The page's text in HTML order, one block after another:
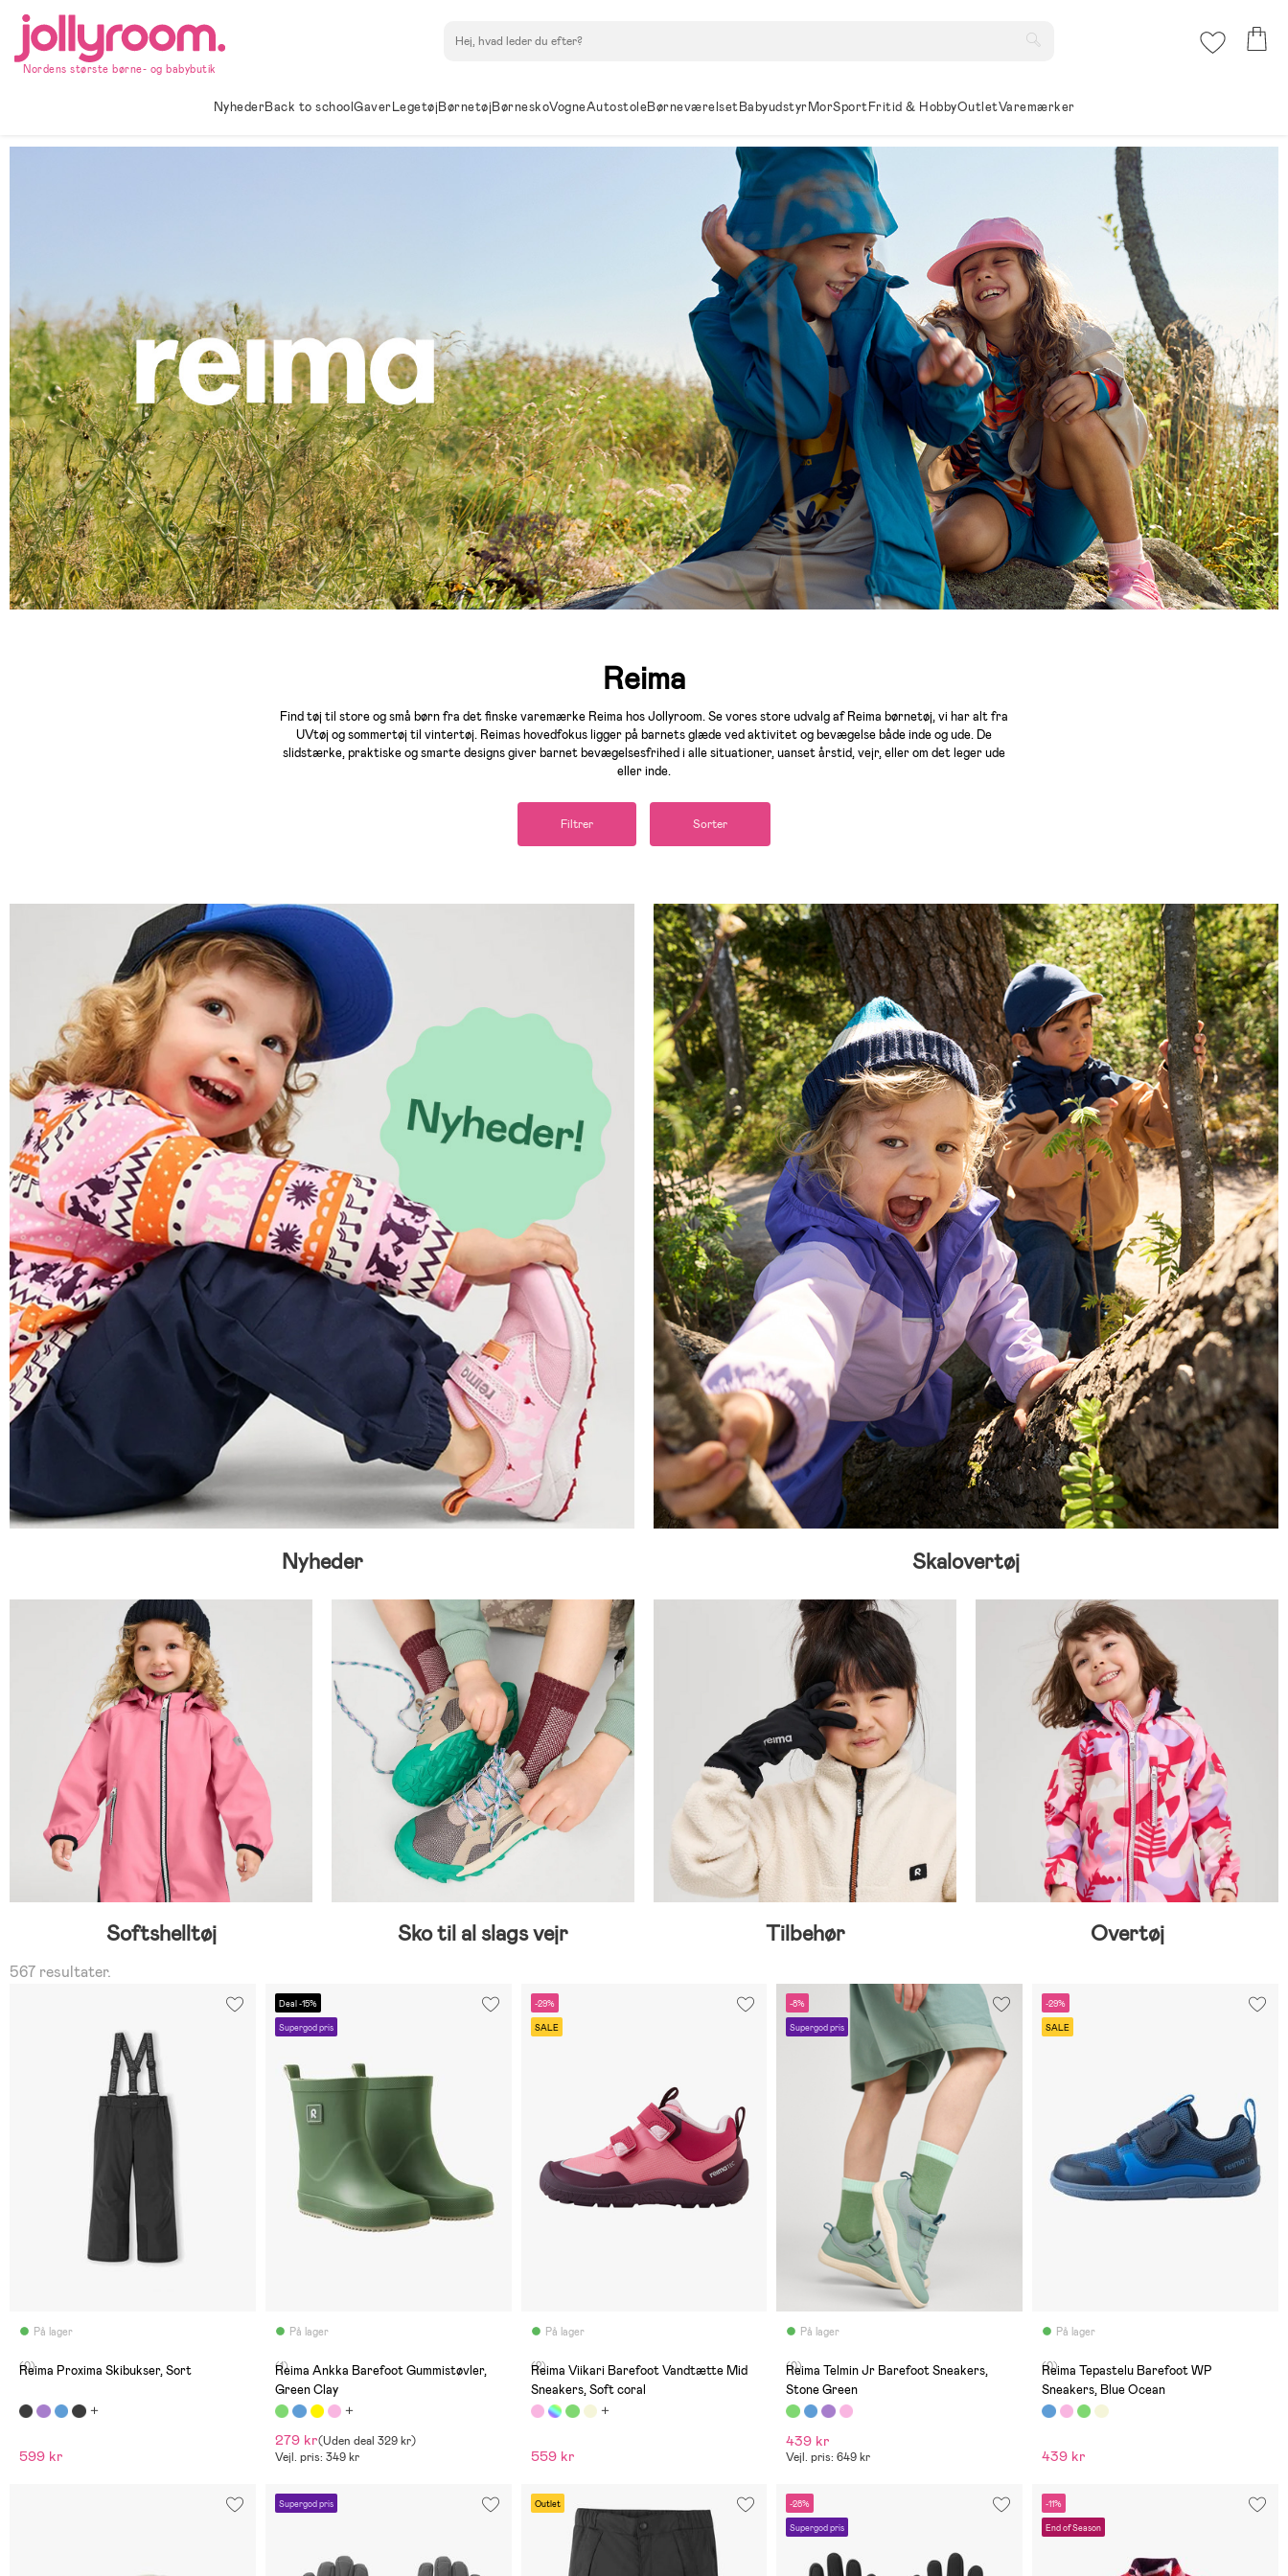
Hoppa
innehållet
Nordens største børne- og babybutik
NyhederBack to schoolGaverLegetøjBørnetøjBørneskoVogneAutostoleBørneværelsetBabyudstyrMorSportFritid & HobbyOutletVaremærker
Reima
Find tøj til store og små børn fra det finske varemærke Reima hos Jollyroom. Se vores store udvalg af Reima børnetøj, vi har alt fra
UVtøj og sommertøj til vintertøj. Reimas hovedfokus ligger på barnets glæde ved aktivitet og bevægelse både inde og ude. De
slidstærke, praktiske og smarte designs giver barnet bevægelsesfrihed i alle situationer, uanset årstid, vejr, eller om det leger ude
eller inde.
Filtrer Sorter
Nyheder Skalovertøj
Softshelltøj Sko til al slags vejr Tilbehør Overtøj
567 resultater.
På lager
(0)
Reima Proxima Skibukser, Sort
599 kr
Deal -15%
Supergod pris
På lager
(1)
Reima Ankka Barefoot Gummistøvler,
Green Clay
279 kr(Uden deal 329 kr)
Vejl. pris: 349 kr
-29%
SALE
På lager
(2)
Reima Viikari Barefoot Vandtætte Mid
Sneakers, Soft coral
559 kr
-8%
Supergod pris
På lager
(0)
Reima Telmin Jr Barefoot Sneakers,
Stone Green
439 kr
Vejl. pris: 649 kr
-29%
SALE
På lager
(0)
Reima Tepastelu Barefoot WP
Sneakers, Blue Ocean
439 kr
Supergod pris Outlet -28%
Supergod pris
-11%
End of Season